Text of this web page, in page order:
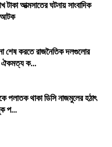
আত্মসাতের ঘটনায় সাংবাদিক
আটক
শেষ করতে রাজনৈতিক দলগুলোর
ঐকমত্য ক...
পলাতক থাকা ডিসি নাজমুলের হঠাৎ
প...